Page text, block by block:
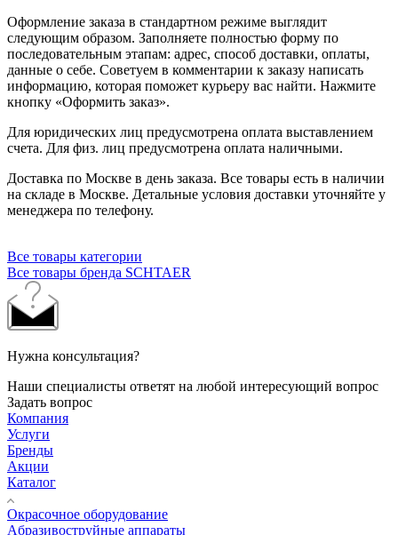
Оформление заказа в стандартном режиме выглядит
следующим образом. Заполняете полностью форму по
последовательным этапам: адрес, способ доставки, оплаты,
данные о себе. Советуем в комментарии к заказу написать
информацию, которая поможет курьеру вас найти. Нажмите
кнопку «Оформить заказ».
Для юридических лиц предусмотрена оплата выставлением
счета. Для физ. лиц предусмотрена оплата наличными.
Доставка по Москве в день заказа. Все товары есть в наличии
на складе в Москве. Детальные условия доставки уточняйте у
менеджера по телефону.
Все товары категории
Все товары бренда SCHTAER
Нужна консультация?
Наши специалисты ответят на любой интересующий вопрос
Задать вопрос
Компания
Услуги
Бренды
Акции
Каталог
Окрасочное оборудование
Aбразивоструйные аппараты